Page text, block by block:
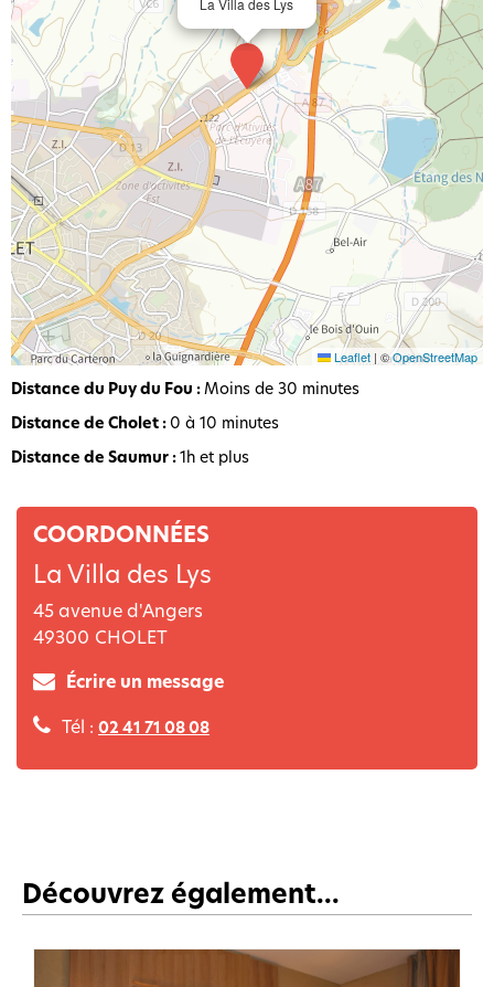
Leaflet | ©OpenStreetMap
Distance du Puy du Fou : Moins de 30 minutes
Distance de Cholet : 0 à 10 minutes
Distance de Saumur :1h et plus
COORDONNÉES
La Villa des Lys
45 avenue d'Angers
49300 CHOLET
Écrire un message
Tél : 02 41 71 08 08
Découvrez également...